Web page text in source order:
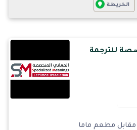
الخريطة
للترجمة
مقابل مطعم ماما